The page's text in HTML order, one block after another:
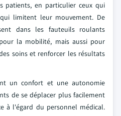
patients, en particulier ceux qui
limitent leur mouvement. De
dans les fauteuils roulants
la mobilité, mais aussi pour
soins et renforcer les résultats
un confort et une autonomie
de se déplacer plus facilement
à l'égard du personnel médical.